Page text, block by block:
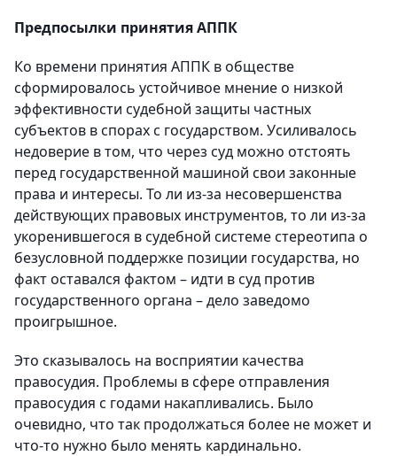
Предпосылки принятия АППК
Ко времени принятия АППК в обществе
сформировалось устойчивое мнение о низкой
эффективности судебной защиты частных
субъектов в спорах с государством. Усиливалось
недоверие в том, что через суд можно отстоять
перед государственной машиной свои законные
права и интересы. То ли из-за несовершенства
действующих правовых инструментов, то ли из-за
укоренившегося в судебной системе стереотипа о
безусловной поддержке позиции государства, но
факт оставался фактом – идти в суд против
государственного органа – дело заведомо
проигрышное.
Это сказывалось на восприятии качества
правосудия. Проблемы в сфере отправления
правосудия с годами накапливались. Было
очевидно, что так продолжаться более не может и
что-то нужно было менять кардинально.